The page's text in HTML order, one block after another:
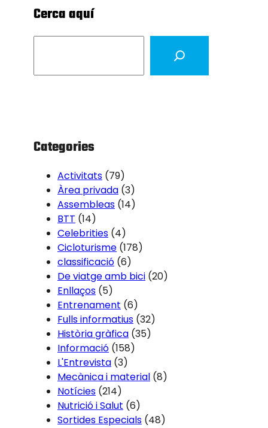
Cerca aquí
Categories
Activitats (79)
Àrea privada (3)
Assembleas (14)
BTT (14)
Celebrities (4)
Cicloturisme (178)
classificació (6)
De viatge amb bici (20)
Enllaços (5)
Entrenament (6)
Fulls informatius (32)
Història gràfica (35)
Informació (158)
L'Entrevista (3)
Mecànica i material (8)
Notícies (214)
Nutrició i Salut (6)
Sortides Especials (48)